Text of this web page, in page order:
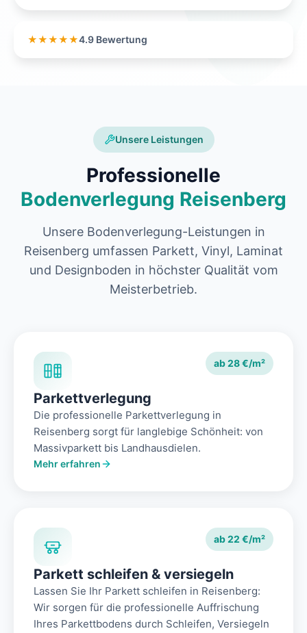
★★★★★4.9 Bewertung
Unsere Leistungen
Professionelle
Bodenverlegung Reisenberg
Unsere Bodenverlegung-Leistungen in
Reisenberg umfassen Parkett, Vinyl, Laminat
und Designboden in höchster Qualität vom
Meisterbetrieb.
ab 28 €/m²
Parkettverlegung
Die professionelle Parkettverlegung in
Reisenberg sorgt für langlebige Schönheit: von
Massivparkett bis Landhausdielen.
Mehr erfahren
ab 22 €/m²
Parkett schleifen & versiegeln
Lassen Sie Ihr Parkett schleifen in Reisenberg:
Wir sorgen für die professionelle Auffrischung
Ihres Parkettbodens durch Schleifen, Versiegeln